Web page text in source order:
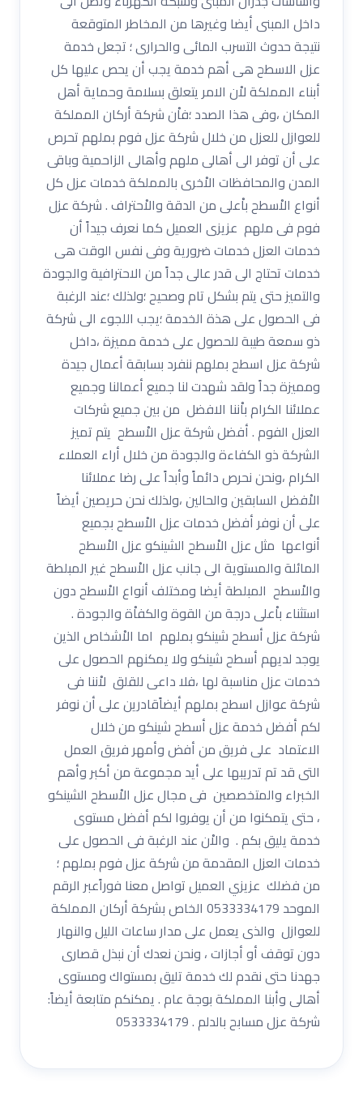
داخل المبنى أيضا وغيرها من المخاطر المتوقعة
نتيجة حدوث التسرب المائى والحرارى ؛ تجعل خدمة
عزل الاسطح هى أهم خدمة يجب أن يحص عليها كل
أبناء المملكة لاْن الامر يتعلق بسلامة وحماية أهل
المكان ،وفى هذا الصدد ؛فاْن شركة أركان المملكة
للعوازل للعزل من خلال شركة عزل فوم بملهم تحرص
على أن توفر الى أهالى ملهم وأهالى الزاحمية وباقى
المدن والمحافظات الاْخرى بالمملكة خدمات عزل كل
أنواع الاْسطح باْعلى من الدقة والاْحتراف . شركة عزل
فوم فى ملهم عزيزى العميل كما نعرف جيداً أن
خدمات العزل خدمات ضرورية وفى نفس الوقت هى
خدمات تحتاج الى قدر عالى جداً من الاحترافية والجودة
والتميز حتى يتم بشكل تام وصحيح ؛ولذلك ؛عند الرغبة
فى الحصول على هذة الخدمة ؛يجب اللجوء الى شركة
ذو سمعة طيبة للحصول على خدمة مميزة ،داخل
شركة عزل اسطح بملهم ننفرد بسابقة أعمال جيدة
ومميزة جداً ولقد شهدت لنا جميع أعمالنا وجميع
عملائنا الكرام باْننا الافضل من بين جميع شركات
العزل الفوم . أفضل شركة عزل الاْسطح يتم تميز
الشركة ذو الكفاءة والجودة من خلال أراء العملاء
الكرام ،ونحن نحرص دائماً وأبداً على رضا عملائنا
الاْفضل السابقين والحالين ،ولذلك نحن حريصين أيضاً
على أن نوفر أفضل خدمات عزل الاْسطح بجميع
أنواعها مثل عزل الاْسطح الشينكو عزل الاْسطح
المائلة والمستوية الى جانب عزل الاْسطح غير المبلطة
والاْسطح المبلطة أيضا ومختلف أنواع الاْسطح دون
استثناء باْعلى درجة من القوة والكفاْة والجودة .
شركة عزل أسطح شينكو بملهم اما الاْشخاص الذين
يوجد لديهم أسطح شينكو ولا يمكنهم الحصول على
خدمات عزل مناسبة لها ،فلا داعى للقلق لاْننا فى
شركة عوازل اسطح بملهم أيضاًقادرين على أن نوفر
لكم أفضل خدمة عزل أسطح شينكو من خلال
الاعتماد على فريق من أفض وأمهر فريق العمل
التى قد تم تدريبها على أيد مجموعة من أكبر وأهم
الخبراء والمتخصصين فى مجال عزل الاْسطح الشينكو
، حتى يتمكنوا من أن يوفروا لكم أفضل مستوى
خدمة يليق بكم . والاْن عند الرغبة فى الحصول على
خدمات العزل المقدمة من شركة عزل فوم بملهم ؛
من فضلك عزيزي العميل تواصل معنا فوراًعبر الرقم
الموحد 0533334179 الخاص بشركة أركان المملكة
للعوازل والذى يعمل على مدار ساعات الليل والنهار
دون توقف أو أجازات ، ونحن نعدك أن نبذل قصارى
جهدنا حتى نقدم لك خدمة تليق بمستواك ومستوى
أهالى وأبنا المملكة بوجة عام . يمكنكم متابعة أيضاً:
شركة عزل مسابح بالدلم . 0533334179